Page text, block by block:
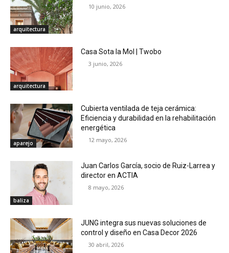
arquitectura
10 junio, 2026
arquitectura
Casa Sota la Mol | Twobo
3 junio, 2026
aparejo
Cubierta ventilada de teja cerámica:
Eficiencia y durabilidad en la rehabilitación
energética
12 mayo, 2026
baliza
Juan Carlos García, socio de Ruiz-Larrea y
director en ACTIA
8 mayo, 2026
JUNG integra sus nuevas soluciones de
control y diseño en Casa Decor 2026
30 abril, 2026